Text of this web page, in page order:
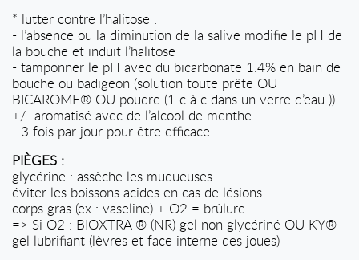
* lutter contre l’halitose :
- l’absence ou la diminution de la salive modifie le pH de
la bouche et induit l’halitose
- tamponner le pH avec du bicarbonate 1.4% en bain de
bouche ou badigeon (solution toute prête OU
BICAROME® OU poudre (1 c à c dans un verre d’eau ))
+/- aromatisé avec de l’alcool de menthe
- 3 fois par jour pour être efficace
PIÈGES :
glycérine : assèche les muqueuses
éviter les boissons acides en cas de lésions
corps gras (ex : vaseline) + O2 = brûlure
=> Si O2 : BIOXTRA ® (NR) gel non glycériné OU KY®
gel lubrifiant (lèvres et face interne des joues)